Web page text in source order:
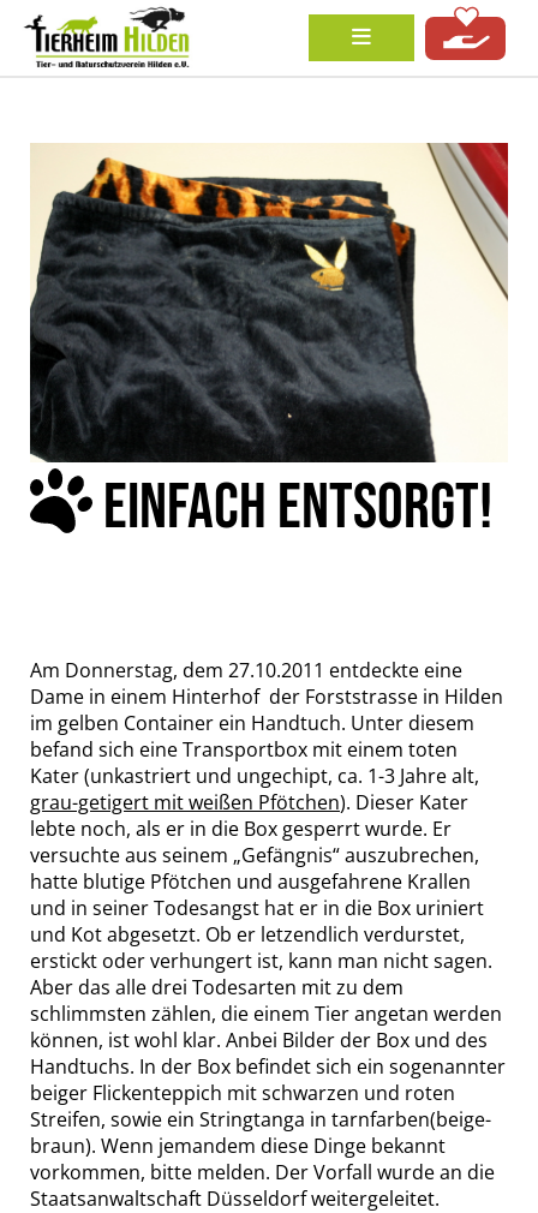
EINFACH ENTSORGT!
Am Donnerstag, dem 27.10.2011 entdeckte eine
Dame in einem Hinterhof der Forststrasse in Hilden
im gelben Container ein Handtuch. Unter diesem
befand sich eine Transportbox mit einem toten
Kater (unkastriert und ungechipt, ca. 1-3 Jahre alt,
grau-getigert mit weißen Pfötchen). Dieser Kater
lebte noch, als er in die Box gesperrt wurde. Er
versuchte aus seinem „Gefängnis“ auszubrechen,
hatte blutige Pfötchen und ausgefahrene Krallen
und in seiner Todesangst hat er in die Box uriniert
und Kot abgesetzt. Ob er letzendlich verdurstet,
erstickt oder verhungert ist, kann man nicht sagen.
Aber das alle drei Todesarten mit zu dem
schlimmsten zählen, die einem Tier angetan werden
können, ist wohl klar. Anbei Bilder der Box und des
Handtuchs. In der Box befindet sich ein sogenannter
beiger Flickenteppich mit schwarzen und roten
Streifen, sowie ein Stringtanga in tarnfarben(beige-
braun). Wenn jemandem diese Dinge bekannt
vorkommen, bitte melden. Der Vorfall wurde an die
Staatsanwaltschaft Düsseldorf weitergeleitet.